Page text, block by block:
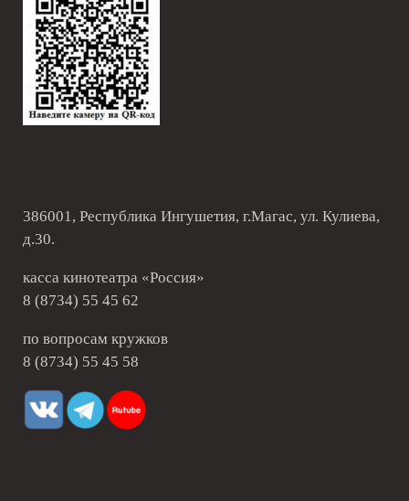
386001, Республика Ингушетия, г.Магас, ул. Кулиева,
д.30.
касса кинотеатра «Россия»
8 (8734) 55 45 62
по вопросам кружков
8 (8734) 55 45 58